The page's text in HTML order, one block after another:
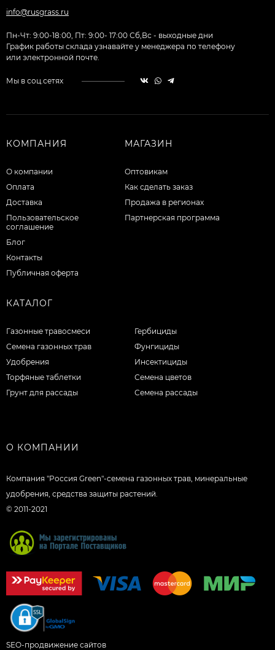
info@rusgrass.ru
Пн-Чт: 9:00-18:00, Пт: 9:00- 17:00 Сб,Вс - выходные дни
График работы склада узнавайте у менеджера по телефону
или электронной почте.
Мы в соц.сетях
КОМПАНИЯ
О компании
Оплата
Доставка
Пользовательское
соглашение
Блог
Контакты
Публичная оферта
МАГАЗИН
Оптовикам
Как сделать заказ
Продажа в регионах
Партнерская программа
КАТАЛОГ
Газонные травосмеси
Семена газонных трав
Удобрения
Торфяные таблетки
Грунт для рассады
Гербициды
Фунгициды
Инсектициды
Семена цветов
Семена рассады
О КОМПАНИИ
Компания "Россия Green"-семена газонных трав, минеральные
удобрения, средства защиты растений.
© 2011-2021
SEO-продвижение сайтов